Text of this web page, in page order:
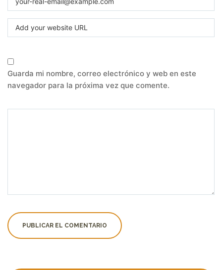
Guarda mi nombre, correo electrónico y web en este
navegador para la próxima vez que comente.